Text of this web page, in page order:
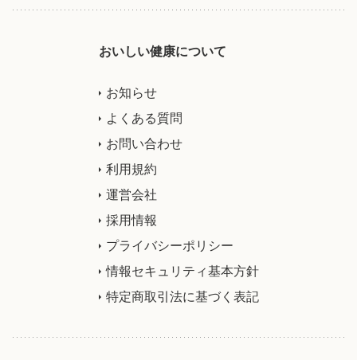
おいしい健康について
お知らせ
よくある質問
お問い合わせ
利用規約
運営会社
採用情報
プライバシーポリシー
情報セキュリティ基本方針
特定商取引法に基づく表記